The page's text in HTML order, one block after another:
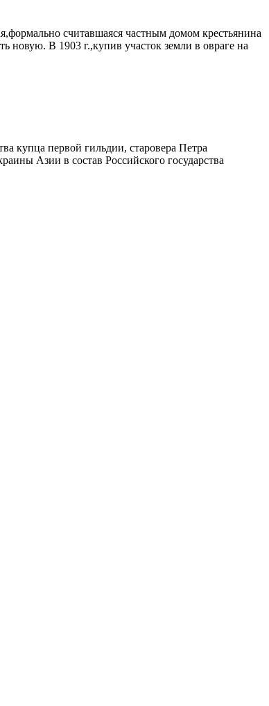
считавшаяся частным домом крестьянина
новую. В 1903 г.,купив участок земли в овраге на
купца первой гильдии, старовера Петра
Азии в состав Российского государства